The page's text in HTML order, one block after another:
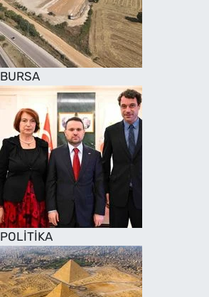
BURSA
POLİTİKA
SAĞLIK
TV REHBERİ